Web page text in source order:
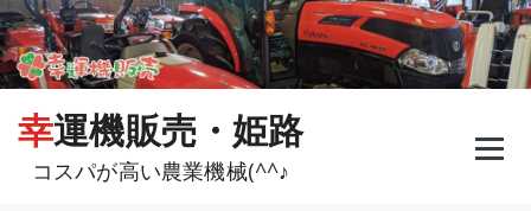
コ
ン
テ
ン
幸運機販売・姫路
コスパが高い農業機械(^^♪